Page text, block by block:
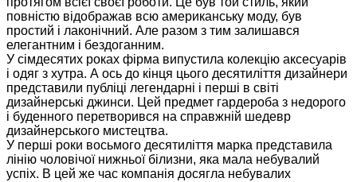
повністю відображав всю американську моду, був
простий і лаконічний. Але разом з тим залишався
елегантним і бездоганним.
У сімдесятих роках фірма випустила колекцію аксесуарів
і одяг з хутра. А ось до кінця цього десятиліття дизайнери
представили публіці легендарні і перші в світі
дизайнерські джинси. Цей предмет гардероба з недорого
і буденного перетворився на справжній шедевр
дизайнерського мистецтва.
У перші роки восьмого десятиліття марка представила
лінію чоловічої нижньої білизни, яка мала небувалий
успіх. В цей же час компанія досягла небувалих